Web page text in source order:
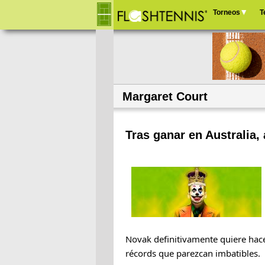
principal
Torneos
Margaret Court
Tras ganar en
Novak definitivamente quiere
récords que parezcan imbatibles.